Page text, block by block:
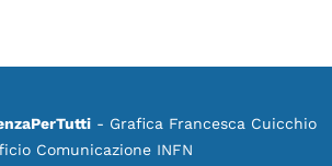
- Grafica Francesca Cuicchio
Comunicazione INFN